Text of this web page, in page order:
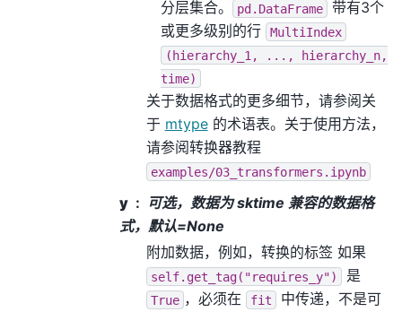
分层集合。 pd.DataFrame
带有3个
或更多级别的行
MultiIndex
(hierarchy_1,
...,
hierarchy_n,
time)
关于数据格式的更多细节，请参阅关
于 mtype的术语表。关于使用方法，
请参阅转换器教程
examples/03_transformers.ipynb
y
可选，数据为 sktime 兼容的数据格
式，默认=None
附加数据，例如，转换的标签 如果
self.get_tag("requires_y") 是
True ，必须在 fit
中传递，不是可